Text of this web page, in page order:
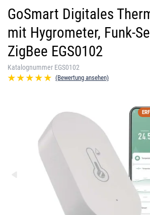
GoSmart Digitales
mit Hygrometer, Funk-
ZigBee EGS0102
Katalognummer EGS0102
(Bewertung ansehen)